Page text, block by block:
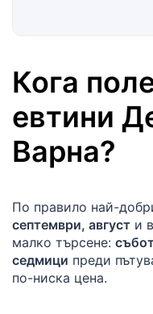
Кога
евтини
Варна?
По правило най-
септември, август и
малко търсене:
седмици преди
по-ниска цена.